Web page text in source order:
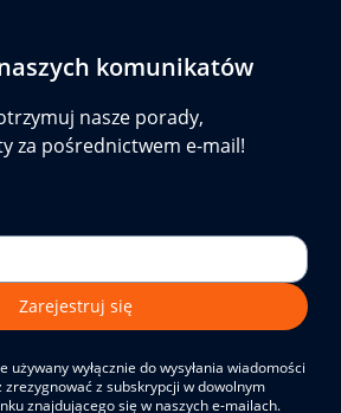
komunikatów
nasze porady,
za pośrednictwem e-mail!
Zarejestruj się
używany wyłącznie do wysyłania wiadomości
z subskrypcji w dowolnym
znajdującego się w naszych e-mailach.